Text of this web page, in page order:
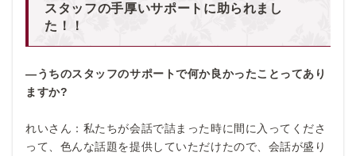
スタッフの手厚いサポートに助られまし
た！！
―うちのスタッフのサポートで何か良かったことってあり
ますか?
れいさん：私たちが会話で詰まった時に間に入ってくださ
って、色んな話題を提供していただけたので、会話が盛り